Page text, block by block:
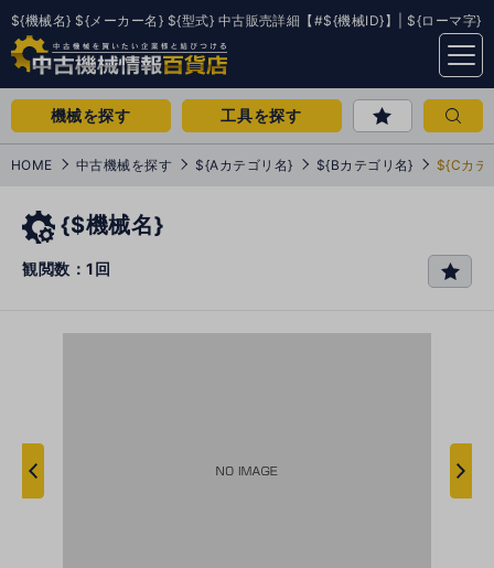
${機械名} ${メーカー名} ${型式} 中古販売詳細【#${機械ID}】| ${ローマ字}
menu
機械を探す 工具を探す
HOME 中古機械を探す ${Aカテゴリ名} ${Bカテゴリ名} ${Cカテ
{$機械名}
観閲数：1回
favo